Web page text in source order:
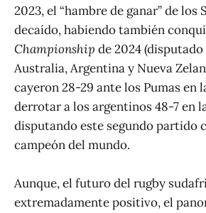
2023, el “hambre de ganar” de los
decaído, habiendo también
Championship de 2024
Australia, Argentina y Nueva
cayeron 28-29 ante los Pumas en
derrotar a los argentinos 48-7 en
disputando este segundo partido
campeón del mundo.
Aunque, el futuro del rugby
extremadamente positivo, el